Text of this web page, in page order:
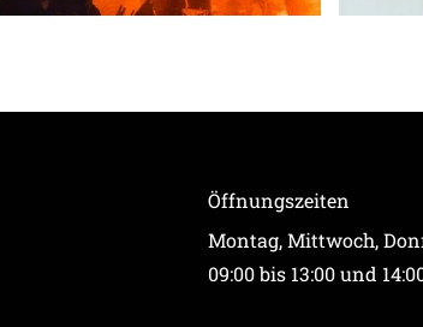
Öffnungszeiten
Montag, Mittwoch,
09:00 bis 13:00 und